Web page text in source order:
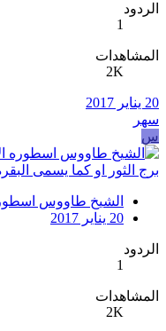
الردود
1
المشاهدات
2K
20 يناير 2017
سهر
س
برج الثور او كما يسمى
الشيخ طاووس
20 يناير 2017
الردود
1
المشاهدات
2K